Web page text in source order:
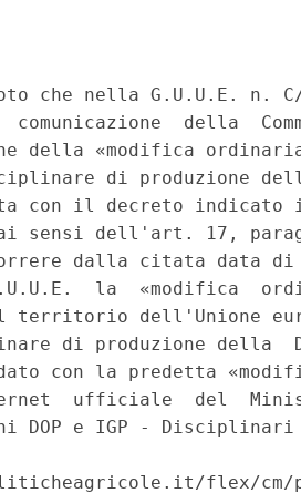
che nella G.U.U.E. n.
della
della «modifica
di produzione
con il decreto
sensi dell'art. 17,
dalla citata data di
la  «modifica
territorio dell'Unione
di produzione della
con la predetta
ufficiale  del
DOP e IGP -
flex/cm/